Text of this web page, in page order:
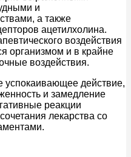
и
а также
ацетилхолина.
воздействия
организмом и в крайне
воздействия.
действие,
и замедление
реакции
лекарства со